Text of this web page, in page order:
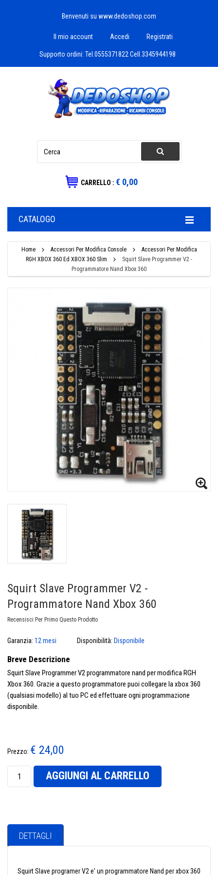
Benvenuti su www.dedoshop.com
Il mio account Accedi Registrati
Supporto ordini: Tel.0555371822 Cell.3345944198
CARRELLO : € 0,00
CATALOGO
Home Accessori Per Modifica Console
Accessori Per Modifica
RGH XBOX 360 Ed XBOX 360 Slim
Squirt Slave Programmer V2 -
Programmatore Nand Xbox 360
Squirt Slave Programmer V2 -
Programmatore Nand Xbox 360
Recensisci Per Primo Questo Prodotto
Garanzia: 12 mesi Disponibilità: Disponibile
Breve Descrizione
Squirt Slave Programmer V2 programmatore nand per modifica RGH
Xbox 360. Grazie a questo programmatore puoi collegare la xbox 360
(qualsiasi modello) al tuo PC ed effettuare ogni programmazione
disponibile.
Prezzo: € 24,00
AGGIUNGI AL CARRELLO
DETTAGLI
Squirt Slave programer V2 e' un programmatore Nand per xbox 360